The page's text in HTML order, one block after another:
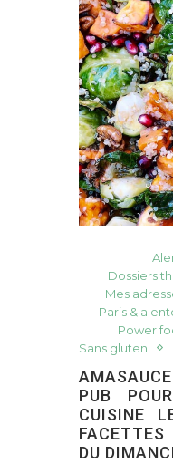
Dossiers
Mes
Paris &
Power
Sans gluten
PUB
CUISINE
DU